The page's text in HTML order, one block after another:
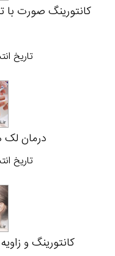
کانتورینگ صورت با
تاریخ
درمان لک
تاریخ
کانتورینگ و